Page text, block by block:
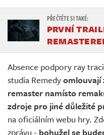
PRVNÍ
Absence podpory ray
studia Remedyomlouvají
remaster namísto
zdroje pro jiné důležité
na oficiálním webu hry.
zprávu - bohužel se